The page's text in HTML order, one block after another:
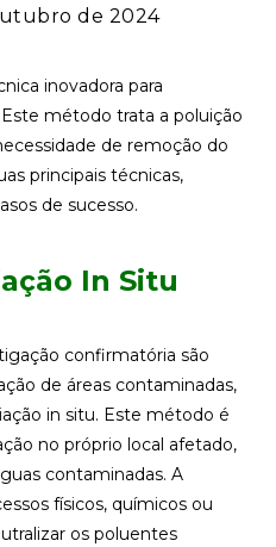
de 2024
inovadora para
método trata a poluição
de remoção do
principais técnicas,
de sucesso.
In Situ
confirmatória são
de áreas contaminadas,
in situ. Este método é
no próprio local afetado,
contaminadas. A
físicos, químicos ou
os poluentes